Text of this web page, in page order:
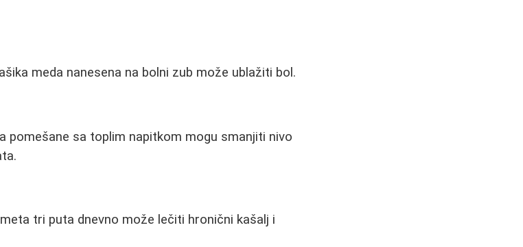
meda nanesena na bolni zub može ublažiti bol.
pomešane sa toplim napitkom mogu smanjiti nivo
tri puta dnevno može lečiti hronični kašalj i